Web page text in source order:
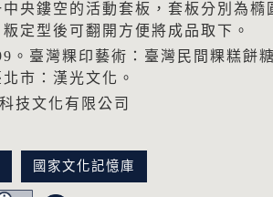
央鏤空的活動套板，套板分別為橢
定型後可翻開方便將成品取下。
。臺灣粿印藝術：臺灣民間粿糕餅
市：漢光文化。
技文化有限公司
國家文化記憶庫